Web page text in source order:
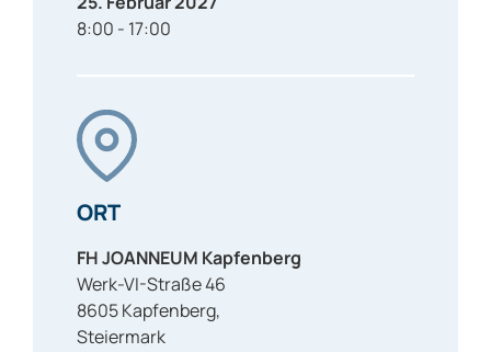
8:00 - 17:00
ORT
FH JOANNEUM Kapfenberg
Werk-VI-Straße 46
8605Kapfenberg,
Steiermark